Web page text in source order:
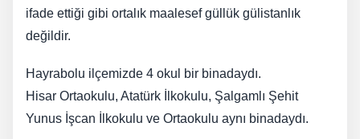
ifade ettiği gibi ortalık maalesef güllük gülistanlık
değildir.
Hayrabolu ilçemizde 4 okul bir binadaydı.
Hisar Ortaokulu, Atatürk İlkokulu, Şalgamlı Şehit
Yunus İşcan İlkokulu ve Ortaokulu aynı binadaydı.